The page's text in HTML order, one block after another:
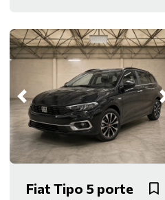
Fiat Tipo 5 porte